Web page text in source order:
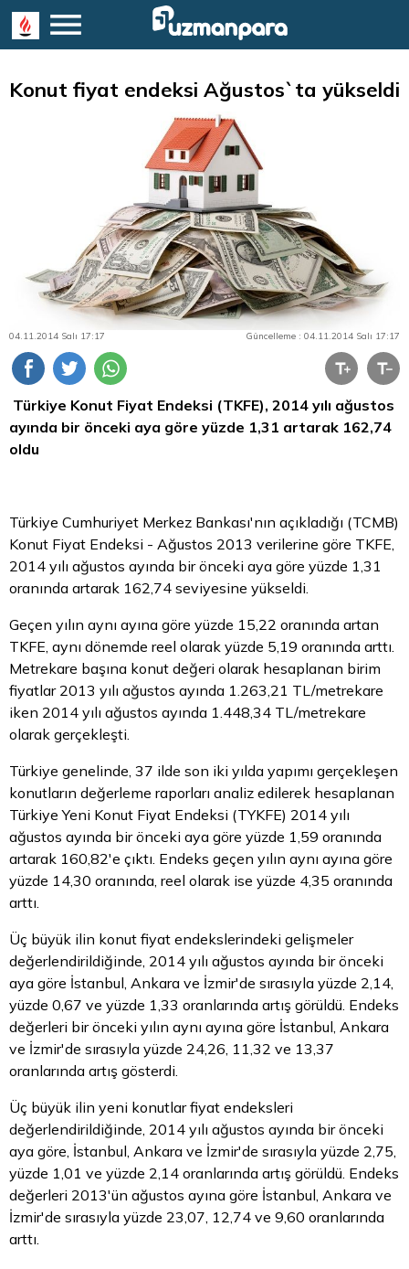
Konut fiyat endeksi Ağustos`ta yükseldi
04.11.2014 Salı 17:17 Güncelleme : 04.11.2014 Salı 17:17
Türkiye Konut Fiyat Endeksi (TKFE), 2014 yılı ağustos
ayında bir önceki aya göre yüzde 1,31 artarak 162,74
oldu
Türkiye Cumhuriyet Merkez Bankası'nın açıkladığı (TCMB)
Konut Fiyat Endeksi - Ağustos 2013 verilerine göre TKFE,
2014 yılı ağustos ayında bir önceki aya göre yüzde 1,31
oranında artarak 162,74 seviyesine yükseldi.
Geçen yılın aynı ayına göre yüzde 15,22 oranında artan
TKFE, aynı dönemde reel olarak yüzde 5,19 oranında arttı.
Metrekare başına konut değeri olarak hesaplanan birim
fiyatlar 2013 yılı ağustos ayında 1.263,21 TL/metrekare
iken 2014 yılı ağustos ayında 1.448,34 TL/metrekare
olarak gerçekleşti.
Türkiye genelinde, 37 ilde son iki yılda yapımı gerçekleşen
konutların değerleme raporları analiz edilerek hesaplanan
Türkiye Yeni Konut Fiyat Endeksi (TYKFE) 2014 yılı
ağustos ayında bir önceki aya göre yüzde 1,59 oranında
artarak 160,82'e çıktı. Endeks geçen yılın aynı ayına göre
yüzde 14,30 oranında, reel olarak ise yüzde 4,35 oranında
arttı.
Üç büyük ilin konut fiyat endekslerindeki gelişmeler
değerlendirildiğinde, 2014 yılı ağustos ayında bir önceki
aya göre İstanbul, Ankara ve İzmir'de sırasıyla yüzde 2,14,
yüzde 0,67 ve yüzde 1,33 oranlarında artış görüldü. Endeks
değerleri bir önceki yılın aynı ayına göre İstanbul, Ankara
ve İzmir'de sırasıyla yüzde 24,26, 11,32 ve 13,37
oranlarında artış gösterdi.
Üç büyük ilin yeni konutlar fiyat endeksleri
değerlendirildiğinde, 2014 yılı ağustos ayında bir önceki
aya göre, İstanbul, Ankara ve İzmir'de sırasıyla yüzde 2,75,
yüzde 1,01 ve yüzde 2,14 oranlarında artış görüldü. Endeks
değerleri 2013'ün ağustos ayına göre İstanbul, Ankara ve
İzmir'de sırasıyla yüzde 23,07, 12,74 ve 9,60 oranlarında
arttı.